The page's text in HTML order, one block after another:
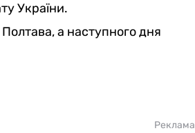
України.
а наступного дня
Реклама